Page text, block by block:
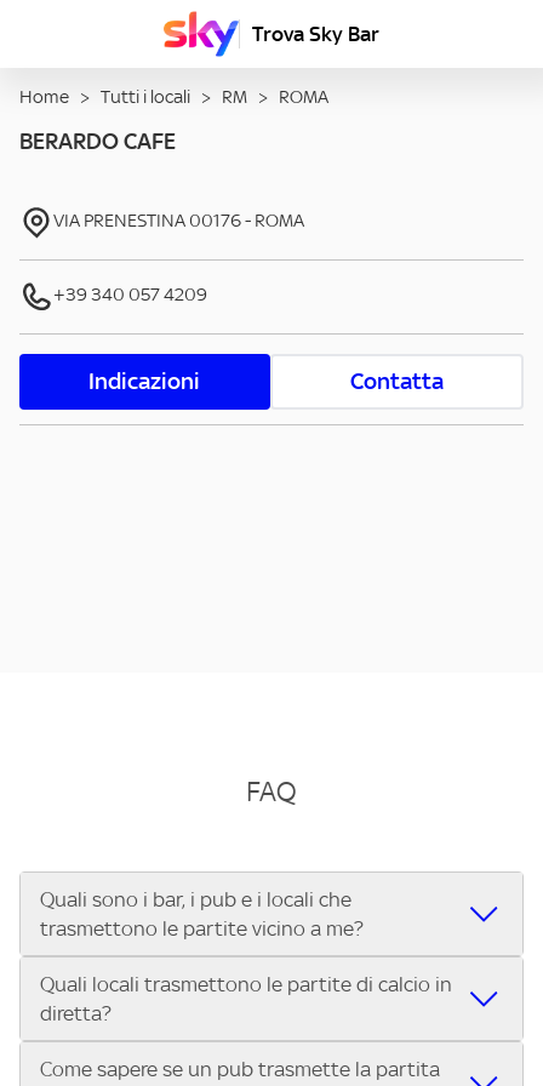
Trova Sky Bar
Home > Tutti i locali > RM > ROMA
BERARDO CAFE
VIA PRENESTINA 00176- ROMA
+39 340 057 4209
Indicazioni Contatta
FAQ
Quali sono i bar, i pub e i locali che
trasmettono le partite vicino a me?
Se cerchi un bar, pub, ristorante o locale vicino a te per
vedere le partite di Serie A ENILIVE, la Serie C Sky Wifi, la
UEFA Champions League, la UEFA Europa League, la UEFA
Conference League, il Tennis, la Formula 1®, la MotoGP™ e
Quali locali trasmettono le partite di calcio in
diretta?
Vuoi sapere quali bar, pub o ristoranti mostrano le partite
Come sapere se un pub trasmette la partita